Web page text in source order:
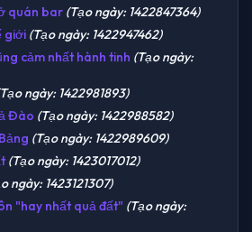
quán bar (Tạo ngày: 1422847364)
giới (Tạo ngày: 1422947462)
cảm nhất hành tinh (Tạo ngày:
ngày: 1422981893)
Đào (Tạo ngày: 1422988582)
(Tạo ngày: 1422989609)
(Tạo ngày: 1423017012)
ngày: 1423121307)
"hay nhất quả đất" (Tạo ngày: